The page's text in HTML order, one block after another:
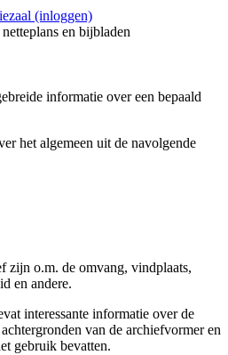
(inloggen)
en bijbladen
informatie over een bepaald
het algemeen uit de navolgende
zijn o.m. de omvang, vindplaats,
en andere.
interessante informatie over de
van de archiefvormer en
gebruik bevatten.